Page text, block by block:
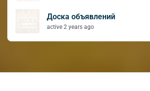
Доска объявлений
active 2 years ago